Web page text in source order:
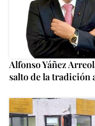
Alfonso Yáñez
salto de la tradición